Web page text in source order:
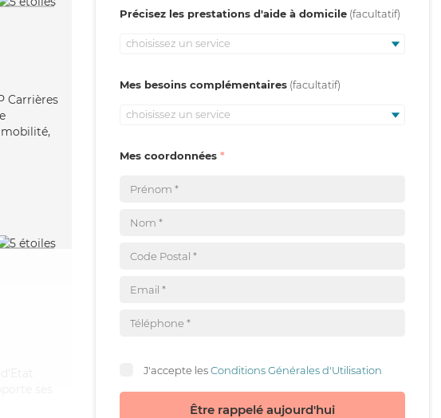
Carrières
mobilité,
ses
Précisez les prestations d'aide à domicile
choisissez un service
Mes besoins complémentaires
choisissez un service
Mes coordonnées
J'accepte lesConditions Générales d'Utilisation
Être rappelé aujourd'hui